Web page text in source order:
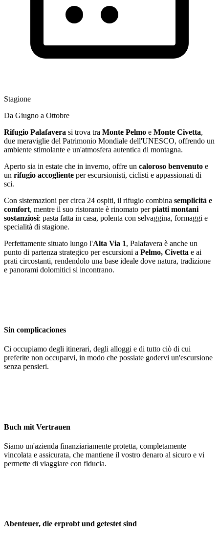
Stagione
Da Giugno a Ottobre
Rifugio Palafavera si trova tra Monte Pelmo e Monte Civetta,
due meraviglie del Patrimonio Mondiale dell'UNESCO, offrendo un
ambiente stimolante e un'atmosfera autentica di montagna.
Aperto sia in estate che in inverno, offre un caloroso benvenuto e
un rifugio accogliente per escursionisti, ciclisti e appassionati di
sci.
Con sistemazioni per circa 24 ospiti, il rifugio combina semplicità e
comfort, mentre il suo ristorante è rinomato perpiatti montani
sostanziosi: pasta fatta in casa, polenta con selvaggina, formaggi e
specialità di stagione.
Perfettamente situato lungo l'Alta Via 1, Palafavera è anche un
punto di partenza strategico per escursioni a Pelmo, Civetta e ai
prati circostanti, rendendolo una base ideale dove natura, tradizione
e panorami dolomitici si incontrano.
Sin complicaciones
Ci occupiamo degli itinerari, degli alloggi e di tutto ciò di cui
preferite non occuparvi, in modo che possiate godervi un'escursione
senza pensieri.
Buch mit Vertrauen
Siamo un'azienda finanziariamente protetta, completamente
vincolata e assicurata, che mantiene il vostro denaro al sicuro e vi
permette di viaggiare con fiducia.
Abenteuer, die erprobt und getestet sind